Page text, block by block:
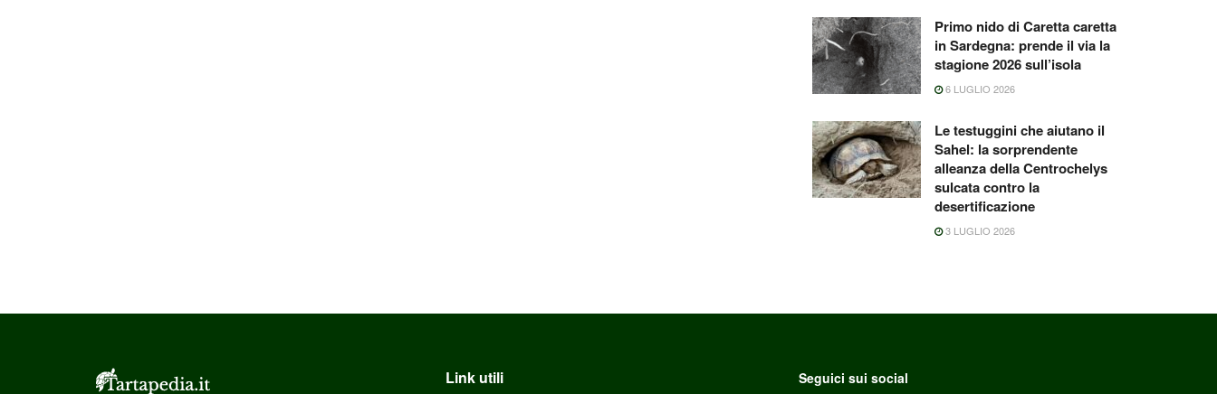
Primo nido di Caretta caretta
in Sardegna: prende il via la
stagione 2026 sull’isola
6 LUGLIO 2026
Le testuggini che aiutano il
Sahel: la sorprendente
alleanza della Centrochelys
sulcata contro la
desertificazione
3 LUGLIO 2026
Link utili Seguici sui social